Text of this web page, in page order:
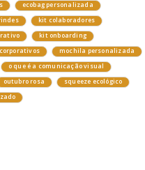
ecobag personalizada
kit colaboradores
kit onboarding
mochila personalizada
o que é a comunicação visual
outubro rosa
squeeze ecológico